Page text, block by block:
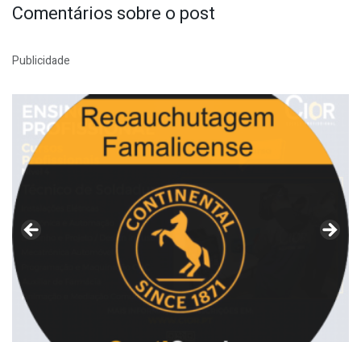
Comentários sobre o post
Publicidade